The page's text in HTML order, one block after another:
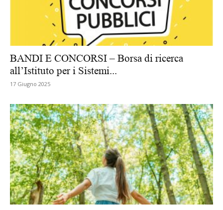
BANDI E CONCORSI – Borsa di ricerca
all’Istituto per i Sistemi...
17 Giugno 2025